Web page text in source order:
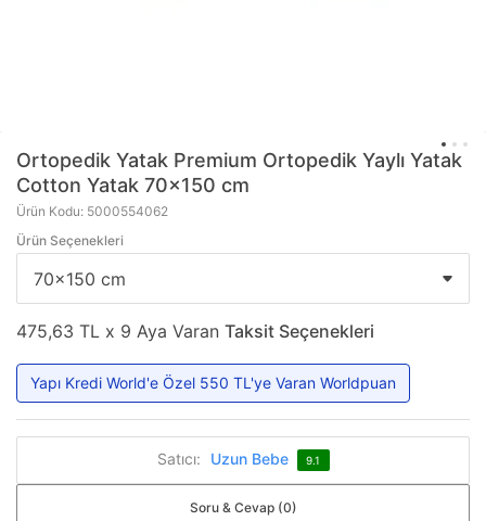
Ortopedik Yatak Premium Ortopedik Yaylı Yatak
Cotton Yatak 70x150 cm
Ürün Kodu: 5000554062
Ürün Seçenekleri
475,63 TL x 9 Aya Varan Taksit Seçenekleri
Yapı Kredi World'e Özel 550 TL'ye Varan Worldpuan
Satıcı: Uzun Bebe 9.1
Soru & Cevap (0)